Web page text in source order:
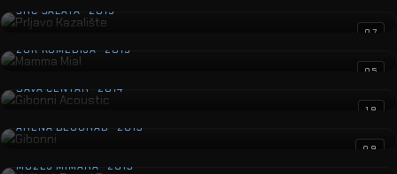
ŠRC ŠALATA · 2015
07
Mamma Mia!
ZGK KOMEDIJA · 2015
05
Gibonni Acoustic
SAVA CENTAR · 2014
18
Gibonni
ARENA BEOGRAD · 2013
09
Vaillant Brand Days
MUZEJ MIMARA · 2013